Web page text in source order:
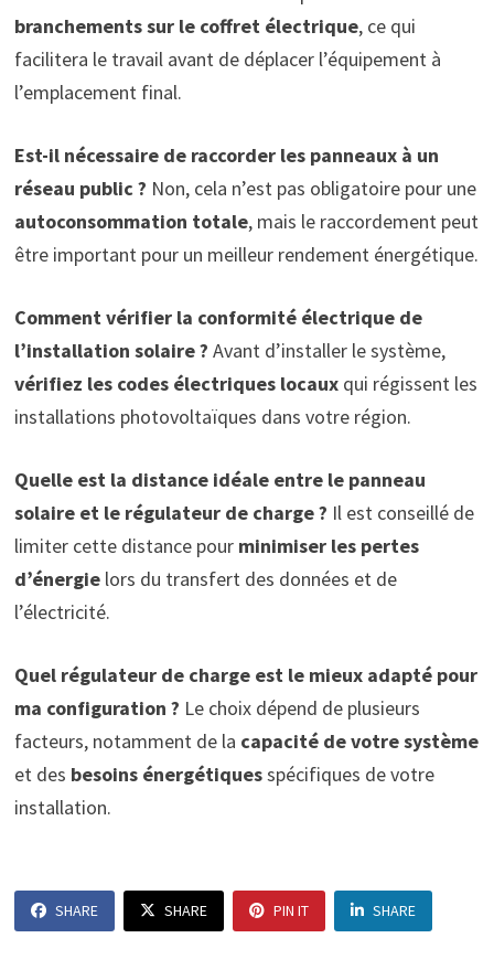
branchements sur le coffret électrique, ce qui
facilitera le travail avant de déplacer l’équipement à
l’emplacement final.
Est-il nécessaire de raccorder les panneaux à un
réseau public ? Non, cela n’est pas obligatoire pour une
autoconsommation totale, mais le raccordement peut
être important pour un meilleur rendement énergétique.
Comment vérifier la conformité électrique de
l’installation solaire ? Avant d’installer le système,
vérifiez les codes électriques locauxqui régissent les
installations photovoltaïques dans votre région.
Quelle est la distance idéale entre le panneau
solaire et le régulateur de charge ? Il est conseillé de
limiter cette distance pour minimiser les pertes
d’énergielors du transfert des données et de
l’électricité.
Quel régulateur de charge est le mieux adapté pour
ma configuration ? Le choix dépend de plusieurs
facteurs, notamment de la capacité de votre système
et des besoins énergétiquesspécifiques de votre
installation.
SHARE SHARE PIN IT SHARE